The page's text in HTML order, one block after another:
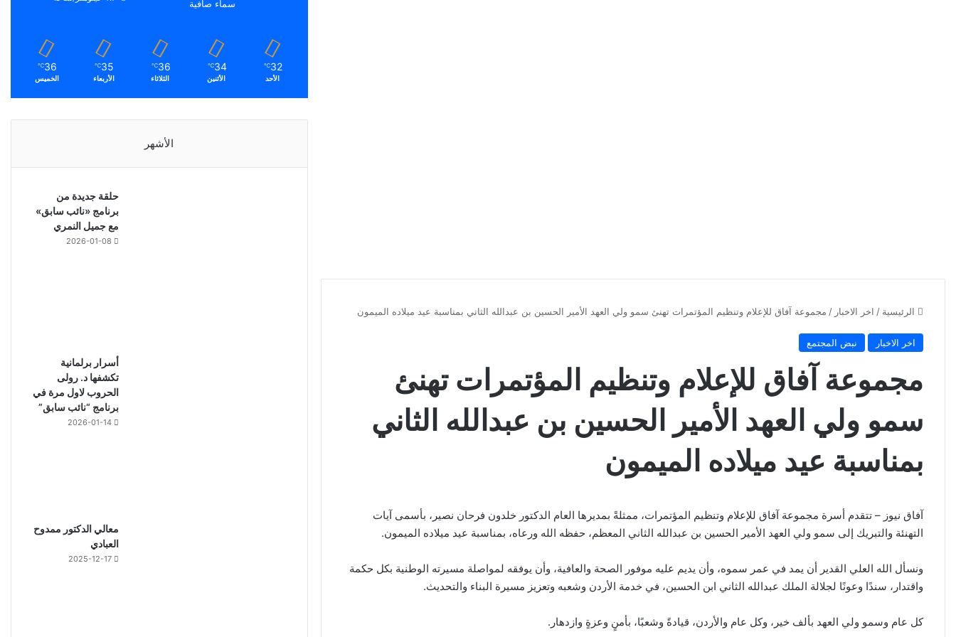
الرئيسية / اخر الاخبار / مجموعة آفاق للإعلام وتنظيم المؤتمرات تهنئ سمو ولي العهد الأمير الحسين بن عبدالله الثاني بمناسبة عيد ميلاده الميمون
اخر الاخبار نبض المجتمع
مجموعة آفاق للإعلام وتنظيم المؤتمرات تهنئ
سمو ولي العهد الأمير الحسين بن عبدالله الثاني
بمناسبة عيد ميلاده الميمون
آفاق نيوز – تتقدم أسرة مجموعة آفاق للإعلام وتنظيم المؤتمرات، ممثلةً بمديرها العام الدكتور خلدون فرحان نصير، بأسمى آيات
التهنئة والتبريك إلى سمو ولي العهد الأمير الحسين بن عبدالله الثاني المعظم، حفظه الله ورعاه، بمناسبة عيد ميلاده الميمون.
ونسأل الله العلي القدير أن يمد في عمر سموه، وأن يديم عليه موفور الصحة والعافية، وأن يوفقه لمواصلة مسيرته الوطنية بكل حكمة
واقتدار، سندًا وعونًا لجلالة الملك عبدالله الثاني ابن الحسين، في خدمة الأردن وشعبه وتعزيز مسيرة البناء والتحديث.
كل عام وسمو ولي العهد بألف خير، وكل عام والأردن، قيادةً وشعبًا، بأمنٍ وعزةٍ وازدهار.
سماء صافية
32
℃
الأحد
34
℃
الأثنين
36
℃
الثلاثاء
35
℃
الأربعاء
36
℃
الخميس
الأشهر
حلقة جديدة من
برنامج «نائب سابق»
مع جميل النمري
2026-01-08
أسرار برلمانية
تكشفها د. رولى
الحروب لاول مرة في
برنامج “نائب سابق”
2026-01-14
معالي الدكتور ممدوح
العبادي
2025-12-17